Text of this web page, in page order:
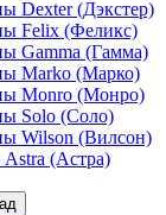
Dexter (Дэкстер)
Felix (Феликс)
Gamma (Гамма)
Marko (Марко)
Monro (Монро)
Solo (Соло)
Wilson (Вилсон)
(Астра)